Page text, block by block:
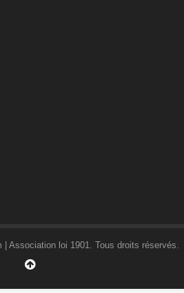
Association loi 1901. Tous droits réservés.